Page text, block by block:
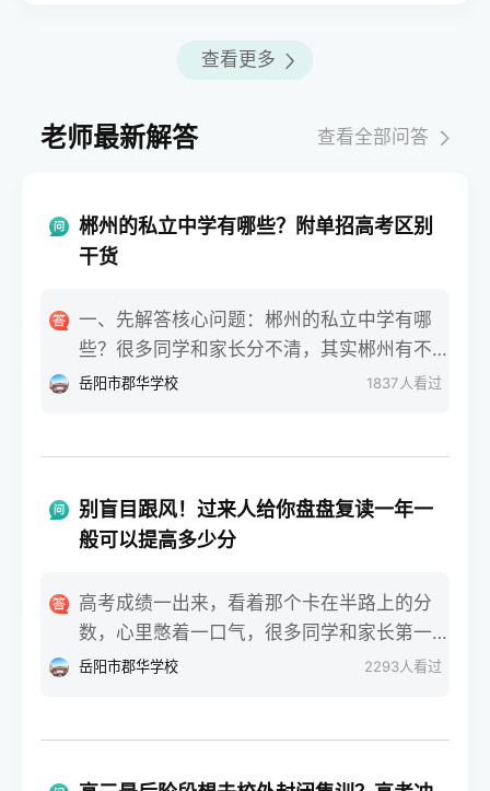
查看更多
老师最新解答 查看全部问答
郴州的私立中学有哪些？附单招高考区别
干货
一、先解答核心问题：郴州的私立中学有哪
些？很多同学和家长分不清，其实郴州有不
少正规私立中学，比如郴州明星学校、郴州
中学有哪些，核心还是想选适合的学校，搭
配对的升学方式。二、单招和高考，考试难
度差太多高考是全国统一考试，每年6月7、8
拼的是硬实力。单招是各省单独组织，每年
3-4月考试，比高考早两三个月，考基础文化
课+专业技能，难度低不少。郴州的私立中学
岳阳市郡华学校 1837 人看过
别盲目跟风！过来人给你盘盘复读一年一
般可以提高多少分
高考成绩一出来，看着那个卡在半路上的分
数，心里憋着一口气，很多同学和家长第一
反应就是：回去再拼一年。可下了决心之
有多高？对于没有经验的零基础小白家庭来
岳阳市郡华学校 2293人看过